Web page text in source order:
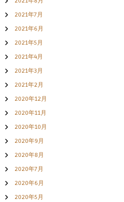
2021年7月
2021年6月
2021年5月
2021年4月
2021年3月
2021年2月
2020年12月
2020年11月
2020年10月
2020年9月
2020年8月
2020年7月
2020年6月
2020年5月